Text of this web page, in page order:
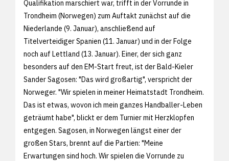
Qualifikation marschiert war, trifft in der Vorrunde in
Trondheim (Norwegen) zum Auftakt zunächst auf die
Niederlande (9. Januar), anschließend auf
Titelverteidiger Spanien (11. Januar) und in der Folge
noch auf Lettland (13. Januar). Einer, der sich ganz
besonders auf den EM-Start freut, ist der Bald-Kieler
Sander Sagosen: "Das wird großartig", verspricht der
Norweger. "Wir spielen in meiner Heimatstadt Trondheim.
Das ist etwas, wovon ich mein ganzes Handballer-Leben
geträumt habe", blickt er dem Turnier mit Herzklopfen
entgegen. Sagosen, in Norwegen längst einer der
großen Stars, brennt auf die Partien: "Meine
Erwartungen sind hoch. Wir spielen die Vorrunde zu